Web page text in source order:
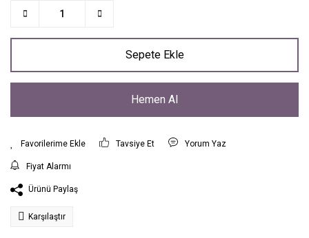
Sepete Ekle
Hemen Al
Tavsiye Et Yorum Yaz
Fiyat Alarmı
Ürünü Paylaş
Karşılaştır